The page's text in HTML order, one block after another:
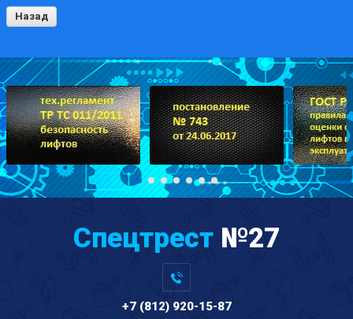
Назад
Спецтрест №27
+7 (812) 920-15-87